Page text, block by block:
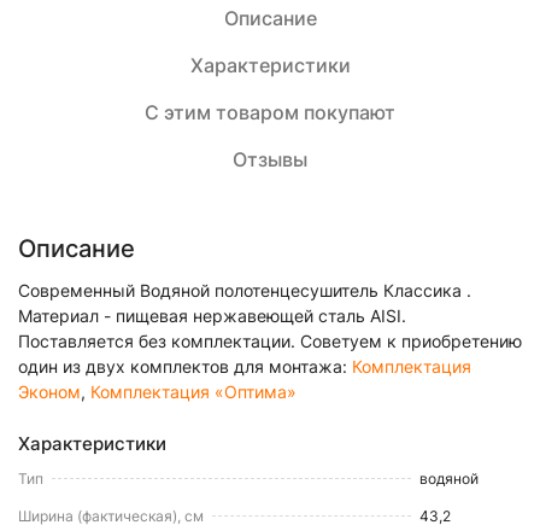
Описание
Характеристики
С этим товаром покупают
Отзывы
Описание
Современный Водяной полотенцесушитель Классика .
Материал - пищевая нержавеющей сталь AISI.
Поставляется без комплектации. Советуем к приобретению
один из двух комплектов для монтажа: Комплектация
Эконом, Комплектация «Оптима»
Характеристики
Тип водяной
Ширина (фактическая), см 43,2